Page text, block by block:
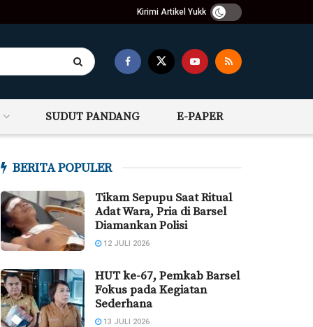
Kirimi Artikel Yukk
SUDUT PANDANG E-PAPER
BERITA POPULER
Tikam Sepupu Saat Ritual
Adat Wara, Pria di Barsel
Diamankan Polisi
12 JULI 2026
HUT ke-67, Pemkab Barsel
Fokus pada Kegiatan
Sederhana
13 JULI 2026